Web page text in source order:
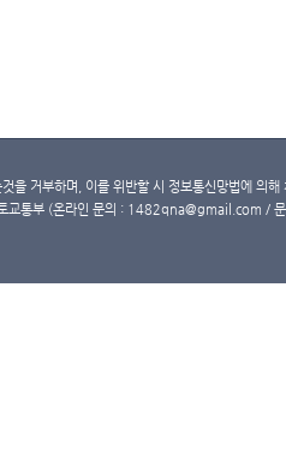
을 거부하며, 이를 위반할 시 정보통신망법에 의
교통부 (온라인 문의 : 1482qna@gmail.com /